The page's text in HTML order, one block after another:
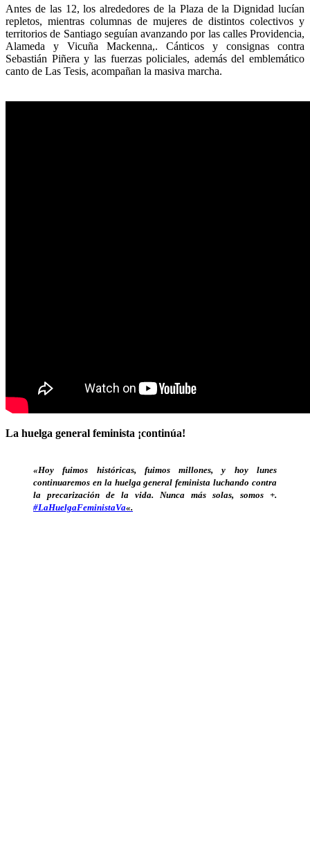
Antes de las 12, los alrededores de la Plaza de la Dignidad lucían
repletos, mientras columnas de mujeres de distintos colectivos y
territorios de Santiago seguían avanzando por las calles Providencia,
Alameda y Vicuña Mackenna,. Cánticos y consignas contra
Sebastián Piñera y las fuerzas policiales, además del emblemático
canto de Las Tesis, acompañan la masiva marcha.
La huelga general feminista ¡continúa!
«Hoy fuimos históricas, fuimos millones, y hoy lunes
continuaremos en la huelga general feminista luchando contra
la precarización de la vida. Nunca más solas, somos +.
#LaHuelgaFeministaVa«.